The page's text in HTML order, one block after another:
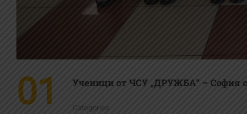
01 Ученици от ЧСУ „ДРУЖБА“ – София с
Categories